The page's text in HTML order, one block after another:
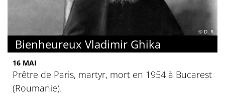
© D. R.
Bienheureux Vladimir Ghika
16 MAI
Prêtre de Paris, martyr, mort en 1954 à Bucarest
(Roumanie).